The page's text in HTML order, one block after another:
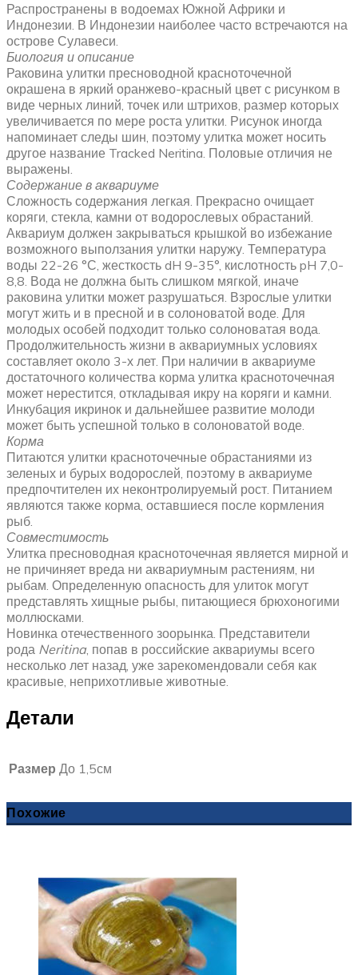
Распространены в водоемах Южной Африки и
Индонезии. В Индонезии наиболее часто встречаются на
острове Сулавеси.
Биология и описание
Раковина улитки пресноводной красноточечной
окрашена в яркий оранжево-красный цвет с рисунком в
виде черных линий, точек или штрихов, размер которых
увеличивается по мере роста улитки. Рисунок иногда
напоминает следы шин, поэтому улитка может носить
другое название Tracked Neritina. Половые отличия не
выражены.
Содержание в аквариуме
Сложность содержания легкая. Прекрасно очищает
коряги, стекла, камни от водорослевых обрастаний.
Аквариум должен закрываться крышкой во избежание
возможного выползания улитки наружу. Температура
воды 22-26 °С, жесткость dH 9-35°, кислотность pH 7,0-
8,8. Вода не должна быть слишком мягкой, иначе
раковина улитки может разрушаться. Взрослые улитки
могут жить и в пресной и в солоноватой воде. Для
молодых особей подходит только солоноватая вода.
Продолжительность жизни в аквариумных условиях
составляет около 3-х лет. При наличии в аквариуме
достаточного количества корма улитка красноточечная
может нерестится, откладывая икру на коряги и камни.
Инкубация икринок и дальнейшее развитие молоди
может быть успешной только в солоноватой воде.
Корма
Питаются улитки красноточечные обрастаниями из
зеленых и бурых водорослей, поэтому в аквариуме
предпочтителен их неконтролируемый рост. Питанием
являются также корма, оставшиеся после кормления
рыб.
Совместимость
Улитка пресноводная красноточечная является мирной и
не причиняет вреда ни аквариумным растениям, ни
рыбам. Определенную опасность для улиток могут
представлять хищные рыбы, питающиеся брюхоногими
моллюсками.
Новинка отечественного зоорынка. Представители
рода Neritina, попав в российские аквариумы всего
несколько лет назад, уже зарекомендовали себя как
красивые, неприхотливые животные.
Детали
Размер До 1,5см
Похожие